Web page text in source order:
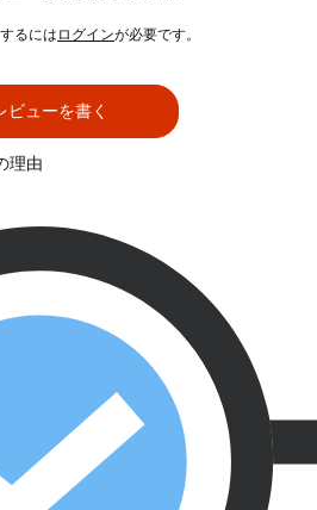
るには ログインが必要です。
ビューを書く
理由